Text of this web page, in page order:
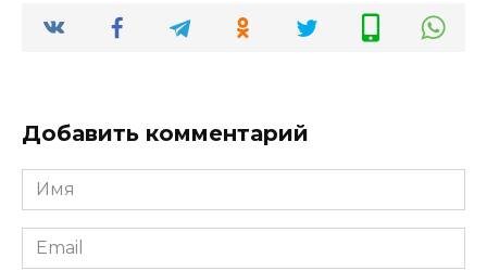
Добавить комментарий
Имя
*
Email
*